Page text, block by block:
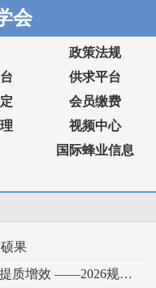
会
政策法规
供求平台
会员缴费
视频中心
国际蜂业信息
果
持续推进规模化进程，促进蜂产业提质增效 ——2026规模化蜂业交流观摩会在新疆举行